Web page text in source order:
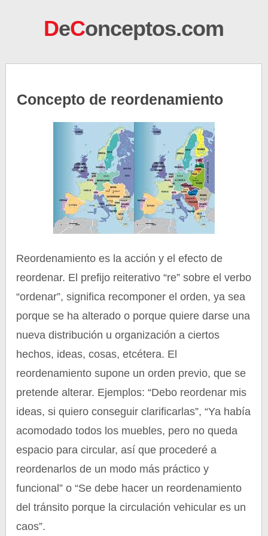
DeConceptos.com
Concepto de reordenamiento
Reordenamiento es la acción y el efecto de
reordenar. El prefijo reiterativo “re” sobre el verbo
“ordenar”, significa recomponer el orden, ya sea
porque se ha alterado o porque quiere darse una
nueva distribución u organización a ciertos
hechos, ideas, cosas, etcétera. El
reordenamiento supone un orden previo, que se
pretende alterar. Ejemplos: “Debo reordenar mis
ideas, si quiero conseguir clarificarlas”, “Ya había
acomodado todos los muebles, pero no queda
espacio para circular, así que procederé a
reordenarlos de un modo más práctico y
funcional” o “Se debe hacer un reordenamiento
del tránsito porque la circulación vehicular es un
caos”.